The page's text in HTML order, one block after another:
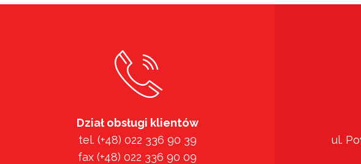
Dział obsługi klientów
tel. (+48) 022 336 90 39
fax (+48) 022 336 90 09
ul.